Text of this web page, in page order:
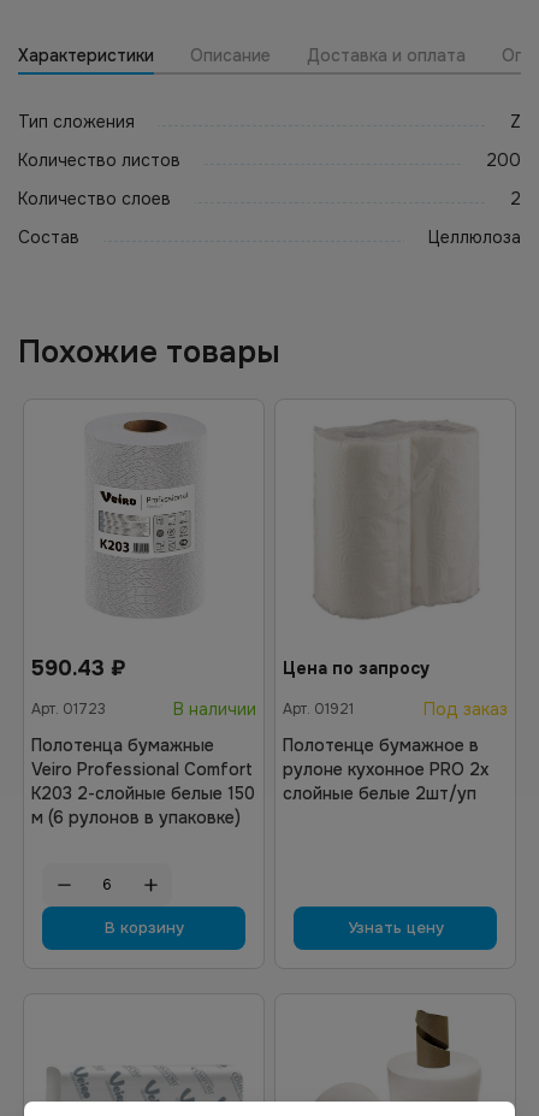
Характеристики Описание Доставка и оплата
Тип сложения
Z
Количество листов
200
Количество слоев
2
Состав
Целлюлоза
Похожие товары
590.43 ₽
Арт. 01723
В наличии
Полотенца бумажные
Veiro Professional Comfort
K203 2-слойные белые 150
м (6 рулонов в упаковке)
В корзину
Цена по запросу
Арт. 01921
Под заказ
Полотенце бумажное в
рулоне кухонное PRO 2х
слойные белые 2шт/уп
Узнать цену